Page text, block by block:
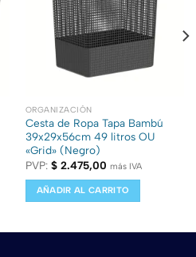
ORGANIZACIÓN
Cesta de Ropa Tapa Bambú
39x29x56cm 49 litros OU
«Grid» (Negro)
PVP: $2.475,00 más IVA
AÑADIR AL CARRITO